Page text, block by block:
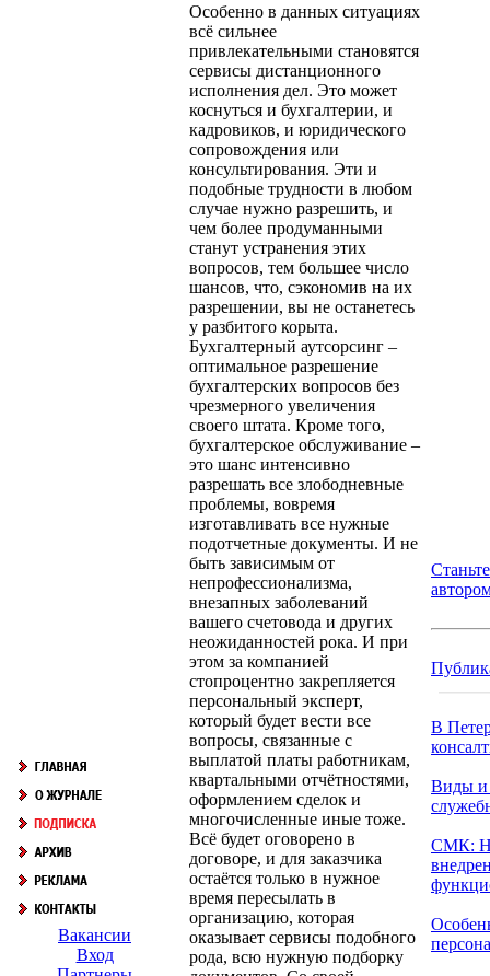
Вакансии
Вход
Особенно в данных ситуациях
всё сильнее
привлекательными становятся
сервисы дистанционного
исполнения дел. Это может
коснуться и бухгалтерии, и
кадровиков, и юридического
сопровождения или
консультирования. Эти и
подобные трудности в любом
случае нужно разрешить, и
чем более продуманными
станут устранения этих
вопросов, тем большее число
шансов, что, сэкономив на их
разрешении, вы не останетесь
у разбитого корыта.
Бухгалтерный аутсорсинг –
оптимальное разрешение
бухгалтерских вопросов без
чрезмерного увеличения
своего штата. Кроме того,
бухгалтерское обслуживание –
это шанс интенсивно
разрешать все злободневные
проблемы, вовремя
изготавливать все нужные
подотчетные документы. И не
быть зависимым от
непрофессионализма,
внезапных заболеваний
вашего счетовода и других
неожиданностей рока. И при
этом за компанией
стопроцентно закрепляется
персональный эксперт,
который будет вести все
вопросы, связанные с
выплатой платы работникам,
квартальными отчётностями,
оформлением сделок и
многочисленные иные тоже.
Всё будет оговорено в
договоре, и для заказчика
остаётся только в нужное
время пересылать в
организацию, которая
оказывает сервисы подобного
рода, всю нужную подборку
В
Виды и
СМК: